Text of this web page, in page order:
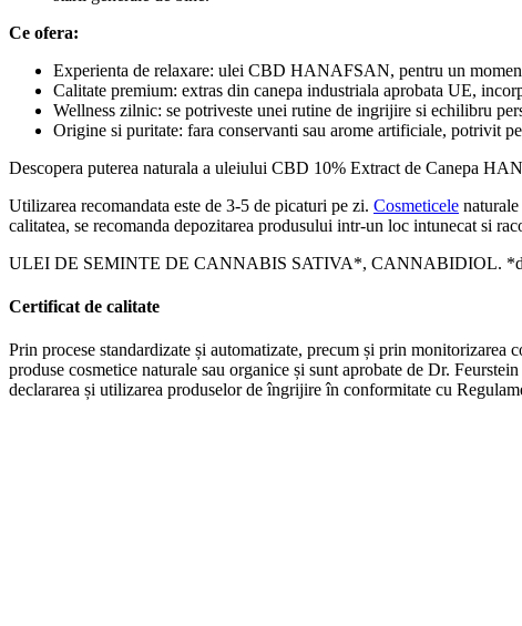
Ce ofera:
Experienta de relaxare: ulei CBD HANAFSAN, pentru un
Calitate premium: extras din canepa industriala aprobata UE,
Wellness zilnic: se potriveste unei rutine de ingrijire si echilibru
Origine si puritate: fara conservanti sau arome artificiale, potrivit
Descopera puterea naturala a uleiului CBD 10% Extract de Canepa
Utilizarea recomandata este de 3-5 de picaturi pe zi. Cosmeticele
calitatea, se recomanda depozitarea produsului intr-un loc intunecat si
ULEI DE SEMINTE DE CANNABIS SATIVA*, CANNABIDIOL.
Certificat de calitate
Prin procese standardizate și automatizate, precum și prin
produse cosmetice naturale sau organice și sunt aprobate de Dr.
declararea și utilizarea produselor de îngrijire în conformitate cu